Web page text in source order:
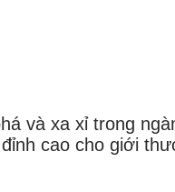
và xa xỉ trong
cao cho giới